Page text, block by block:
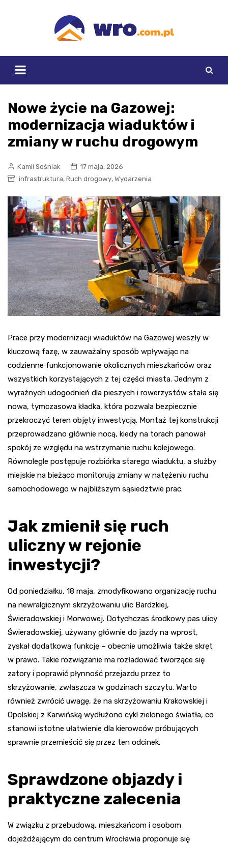
Nowe życie na Gazowej:
modernizacja wiaduktów i
zmiany w ruchu drogowym
Kamil Sośniak
17 maja, 2026
infrastruktura, Ruch drogowy, Wydarzenia
Prace przy modernizacji wiaduktów na Gazowej weszły w
kluczową fazę, w zauważalny sposób wpływając na
codzienne funkcjonowanie okolicznych mieszkańców oraz
wszystkich korzystających z tej części miasta. Jednym z
wyraźnych udogodnień dla pieszych i rowerzystów stała się
nowa, tymczasowa kładka, która pozwala bezpiecznie
przekroczyć teren objęty inwestycją. Montaż tej konstrukcji
przeprowadzano głównie nocą, kiedy na torach panował
spokój ze względu na wstrzymanie ruchu kolejowego.
Równolegle postępuje rozbiórka starego wiaduktu, a służby
miejskie na bieżąco monitorują zmiany w natężeniu ruchu
samochodowego w najbliższym sąsiedztwie prac.
Jak zmienił się ruch
uliczny w rejonie
inwestycji?
Od poniedziałku, 18 maja, zmodyfikowano organizację ruchu
na newralgicznym skrzyżowaniu ulic Bardzkiej,
Świeradowskiej i Morwowej. Dotychczas środkowy pas ulicy
Świeradowskiej, używany głównie do jazdy na wprost,
zyskał dodatkową funkcję – obecnie umożliwia także skręt
w prawo. Takie rozwiązanie ma rozładować tworzące się
zatory i poprawić płynność przejazdu przez to
skrzyżowanie, zwłaszcza w godzinach szczytu. Warto
również zwrócić uwagę, że na skrzyżowaniu Krakowskiej i
Opolskiej z Karwińską wydłużono cykl zielonego światła, co
stanowi istotne ułatwienie dla kierowców próbujących
sprawnie przemieścić się przez ten odcinek.
Sprawdzone objazdy i
praktyczne zalecenia
W związku z przebudową, mieszkańcom i osobom
dojeżdżającym do centrum Wrocławia proponuje się